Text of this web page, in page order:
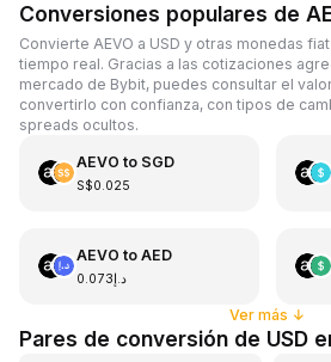
Conversiones populares de
Convierte AEVO a USD y otras monedas
tiempo real. Gracias a las cotizaciones
mercado de Bybit, puedes consultar el
convertirlo con confianza, con tipos de
spreads ocultos.
AEVO to SGD
S$0.025
AEVO to AED
د.إ0.073
Ver más ↓
Pares de conversión de USD